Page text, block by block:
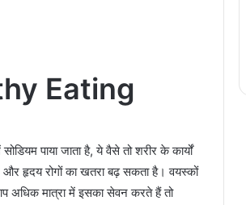
Eating
पाया जाता है, ये वैसे तो शरीर के कार्यों
हृदय रोगों का खतरा बढ़ सकता है। वयस्कों
अधिक मात्रा में इसका सेवन करते हैं तो